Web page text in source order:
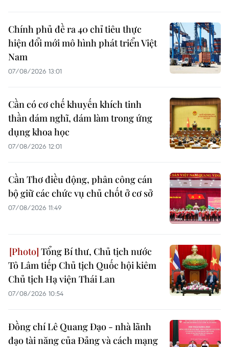
Chính phủ đề ra 40 chỉ tiêu thực
hiện đổi mới mô hình phát triển Việt
Nam
07/08/2026 13:01
Cần có cơ chế khuyến khích tinh
thần dám nghĩ, dám làm trong ứng
dụng khoa học
07/08/2026 12:01
Cần Thơ điều động, phân công cán
bộ giữ các chức vụ chủ chốt ở cơ sở
07/08/2026 11:49
Tổng Bí thư, Chủ tịch nước
Tô Lâm tiếp Chủ tịch Quốc hội kiêm
Chủ tịch Hạ viện Thái Lan
07/08/2026 10:54
Đồng chí Lê Quang Đạo - nhà lãnh
đạo tài năng của Đảng và cách mạng